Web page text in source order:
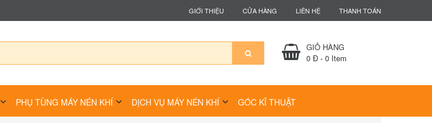
GIỚI THIỆU CỬA HÀNG LIÊN HỆ THANH TOÁN
GIỎ HÀNG
0 Đ - 0 Item
PHỤ TÙNG MÁY NÉN KHÍ DỊCH VỤ MÁY NÉN KHÍ GÓC KĨ THUẬT